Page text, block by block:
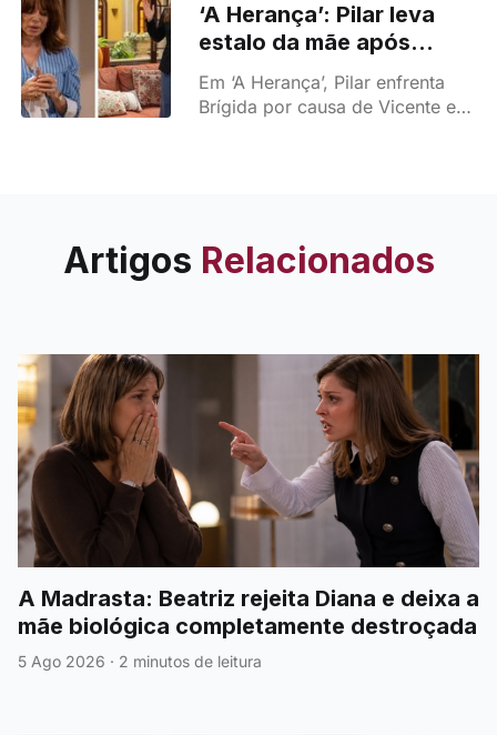
‘A Herança’: Pilar leva
estalo da mãe após
confronto explosivo -
Brígida perde o controlo!
Em ‘A Herança’, Pilar enfrenta
Brígida por causa de Vicente e
Artigos Relacionados
A Madrasta: Beatriz rejeita Diana e deixa a
mãe biológica completamente destroçada
5 Ago 2026 · 2 minutos de leitura